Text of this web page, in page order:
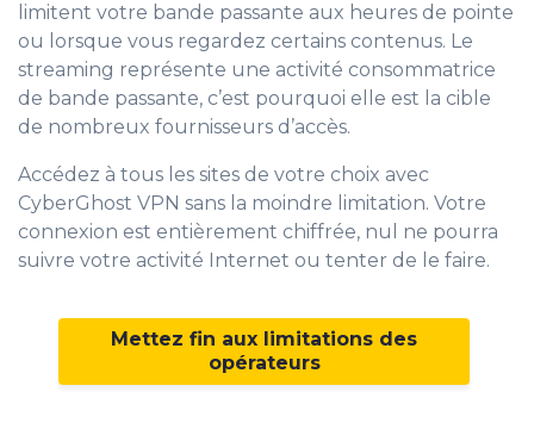
limitent votre bande passante aux heures de pointe
ou lorsque vous regardez certains contenus. Le
streaming représente une activité consommatrice
de bande passante, c’est pourquoi elle est la cible
de nombreux fournisseurs d’accès.
Accédez à tous les sites de votre choix avec
CyberGhost VPN sans la moindre limitation. Votre
connexion est entièrement chiffrée, nul ne pourra
suivre votre activité Internet ou tenter de le faire.
Mettez fin aux limitations des
opérateurs